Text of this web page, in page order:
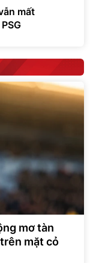
mất
mơ tàn
mặt cỏ